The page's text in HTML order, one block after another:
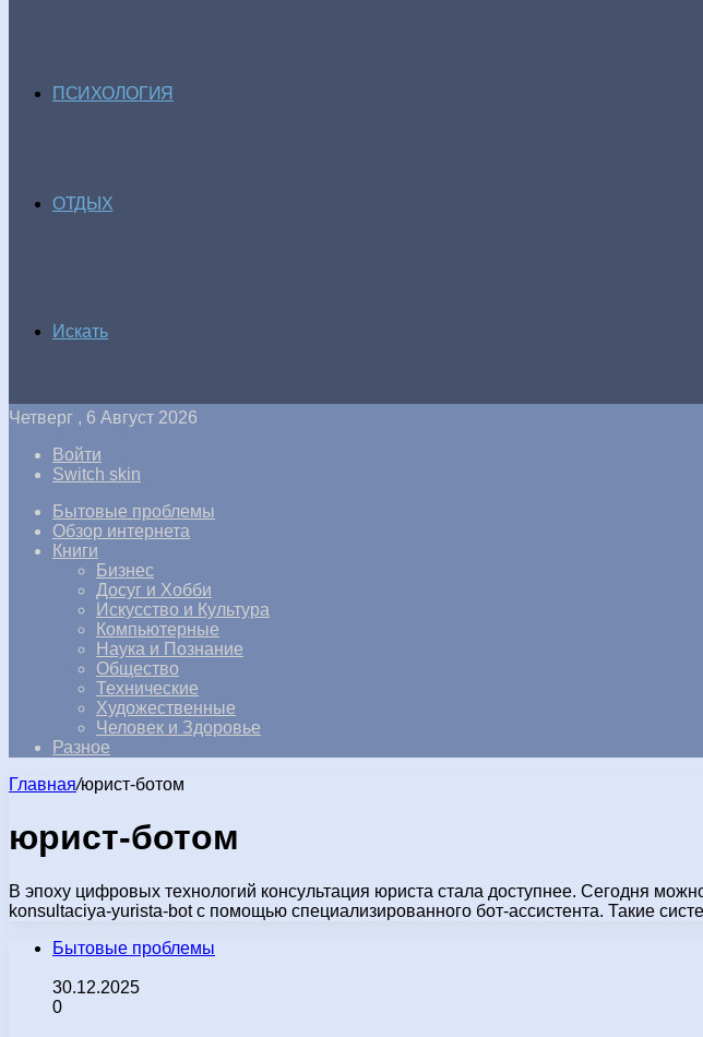
ПСИХОЛОГИЯ
ОТДЫХ
Искать
Четверг , 6 Август 2026
Войти
Switch skin
Бытовые проблемы
Обзор интернета
Книги
Бизнес
Досуг и Хобби
Искусство и Культура
Компьютерные
Наука и Познание
Общество
Технические
Художественные
Человек и Здоровье
Разное
Главная/юрист-ботом
юрист-ботом
В эпоху цифровых технологий консультация юриста стала доступнее. Сегодня
konsultaciya-yurista-bot с помощью специализированного бот-ассистента. Такие
Бытовые проблемы
30.12.2025
0